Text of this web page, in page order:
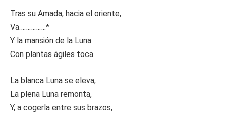
Tras su Amada, hacia el oriente,
Va…………….*
Y la mansión de la Luna
Con plantas ágiles toca.
La blanca Luna se eleva,
La plena Luna remonta,
Y, a cogerla entre sus brazos,